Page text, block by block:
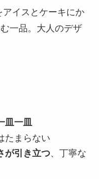
イスとケーキにか
一品。大人のデザ
皿一皿
たまらない
が引き立つ、丁寧な